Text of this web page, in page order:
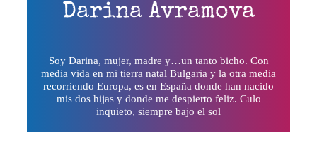
Darina Avramova
Soy Darina, mujer, madre y…un tanto bicho. Con
media vida en mi tierra natal Bulgaria y la otra media
recorriendo Europa, es en España donde han nacido
mis dos hijas y donde me despierto feliz. Culo
inquieto, siempre bajo el sol